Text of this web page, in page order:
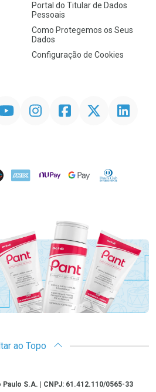
Portal do Titular de Dados
Pessoais
Como Protegemos os Seus
Dados
Configuração de Cookies
InstagramFacebookTwitter Linkedin
AMEX NuPay Google PayDiners Club
ao Topo
S.A. | CNPJ: 61.412.110/0565-33